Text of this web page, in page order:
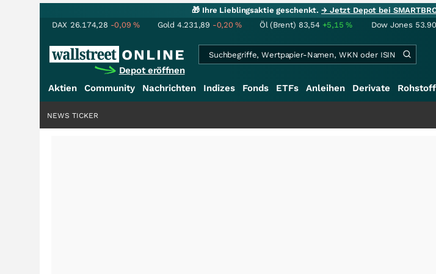
🎁 Ihre Lieblingsaktie geschenkt.→ Jetzt Depot bei
DAX 26.174,28 -0,09% Gold 4.231,89 -0,20% Öl (Brent) 83,54 +5,15% Dow Jones
Depot eröffnen
Aktien Community Nachrichten Indizes Fonds ETFs Anleihen Derivate
NEWS TICKER